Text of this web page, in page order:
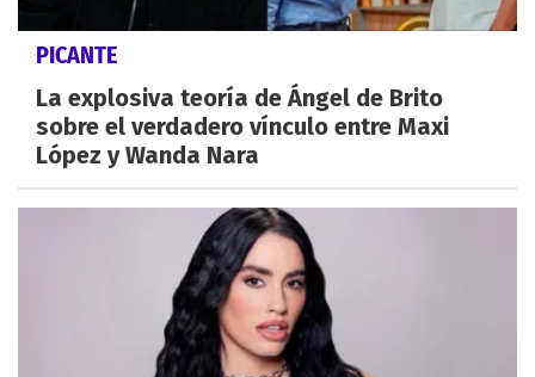
PICANTE
La explosiva teoría de Ángel de Brito
sobre el verdadero vínculo entre Maxi
López y Wanda Nara